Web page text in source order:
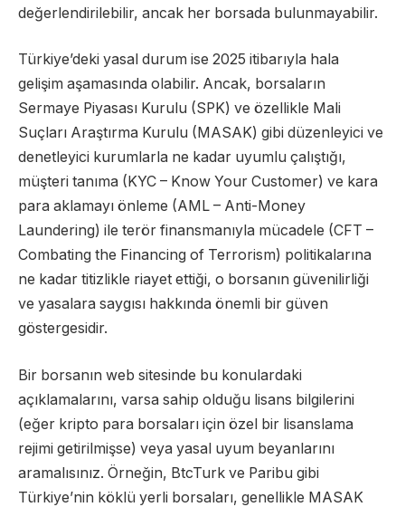
değerlendirilebilir, ancak her borsada bulunmayabilir.
Türkiye’deki yasal durum ise 2025 itibarıyla hala
gelişim aşamasında olabilir. Ancak, borsaların
Sermaye Piyasası Kurulu (SPK) ve özellikle Mali
Suçları Araştırma Kurulu (MASAK) gibi düzenleyici ve
denetleyici kurumlarla ne kadar uyumlu çalıştığı,
müşteri tanıma (KYC – Know Your Customer) ve kara
para aklamayı önleme (AML – Anti-Money
Laundering) ile terör finansmanıyla mücadele (CFT –
Combating the Financing of Terrorism) politikalarına
ne kadar titizlikle riayet ettiği, o borsanın güvenilirliği
ve yasalara saygısı hakkında önemli bir güven
göstergesidir.
Bir borsanın web sitesinde bu konulardaki
açıklamalarını, varsa sahip olduğu lisans bilgilerini
(eğer kripto para borsaları için özel bir lisanslama
rejimi getirilmişse) veya yasal uyum beyanlarını
aramalısınız. Örneğin, BtcTurk ve Paribu gibi
Türkiye’nin köklü yerli borsaları, genellikle MASAK